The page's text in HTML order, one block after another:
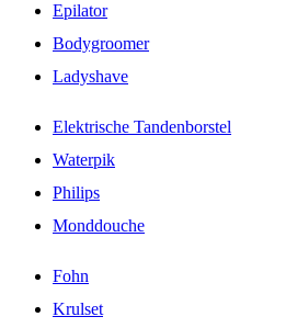
Epilator
Bodygroomer
Ladyshave
Elektrische Tandenborstel
Waterpik
Philips
Monddouche
Fohn
Krulset